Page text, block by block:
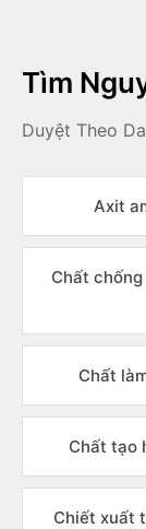
Tìm
Duyệt Theo
Axit
Chất
Chất
Chất tạo
Chiết xuất